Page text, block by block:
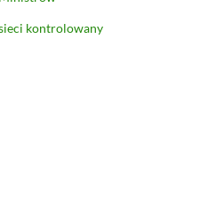
kontrolowany